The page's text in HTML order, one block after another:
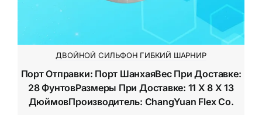
ДВОЙНОЙ СИЛЬФОН ГИБКИЙ ШАРНИР
Порт Отправки: Порт ШанхаяВес При Доставке:
28 ФунтовРазмеры При Доставке: 11 X 8 X 13
ДюймовПроизводитель: ChangYuan Flex Co.